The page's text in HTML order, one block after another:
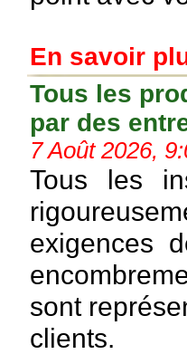
En savoir
Tous les
par des
7 Août 2026,
Tous les
exigences
sont
clients.